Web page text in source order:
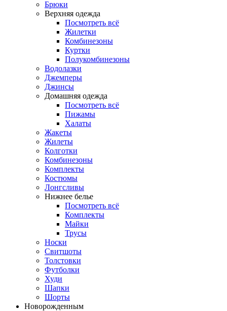
Брюки
Верхняя одежда
Посмотреть всё
Жилетки
Комбинезоны
Куртки
Полукомбинезоны
Водолазки
Джемперы
Джинсы
Домашняя одежда
Посмотреть всё
Пижамы
Халаты
Жакеты
Жилеты
Колготки
Комбинезоны
Комплекты
Костюмы
Лонгсливы
Нижнее белье
Посмотреть всё
Комплекты
Майки
Трусы
Носки
Свитшоты
Толстовки
Футболки
Худи
Шапки
Шорты
Новорожденным